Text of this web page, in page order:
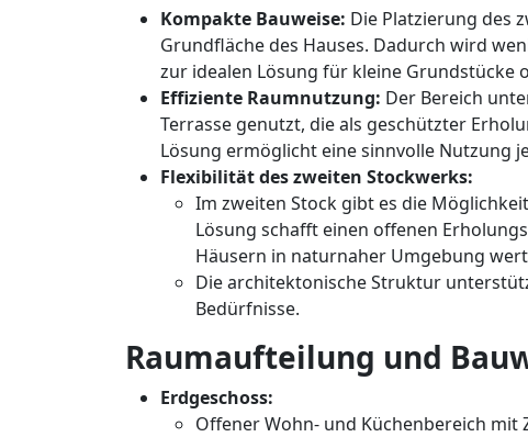
Kompakte Bauweise: Die Platzierung des
Grundfläche des Hauses. Dadurch wird
zur idealen Lösung für kleine Grundstücke
Effiziente Raumnutzung: Der Bereich
Terrasse genutzt, die als geschützter
Lösung ermöglicht eine sinnvolle Nutzung
Flexibilität des zweiten Stockwerks:
Im zweiten Stock gibt es die
Lösung schafft einen offenen
Häusern in naturnaher Umgebung
Die architektonische Struktur
Bedürfnisse.
Raumaufteilung und
Erdgeschoss:
Offener Wohn- und Küchenbereich mit